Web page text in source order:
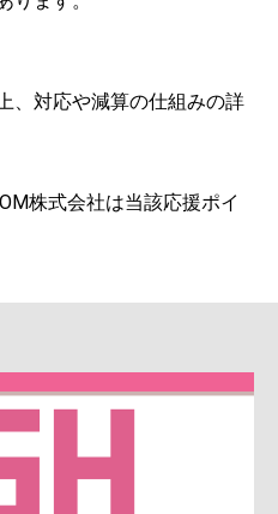
、対応や減算の仕組みの詳
株式会社は当該応援ポイ